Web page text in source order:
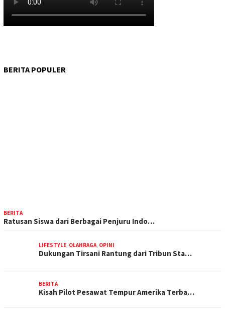
BERITA POPULER
BERITA
Ratusan Siswa dari Berbagai Penjuru Indo…
LIFESTYLE, OLAHRAGA, OPINI
Dukungan Tirsani Rantung dari Tribun Sta…
BERITA
Kisah Pilot Pesawat Tempur Amerika Terba…